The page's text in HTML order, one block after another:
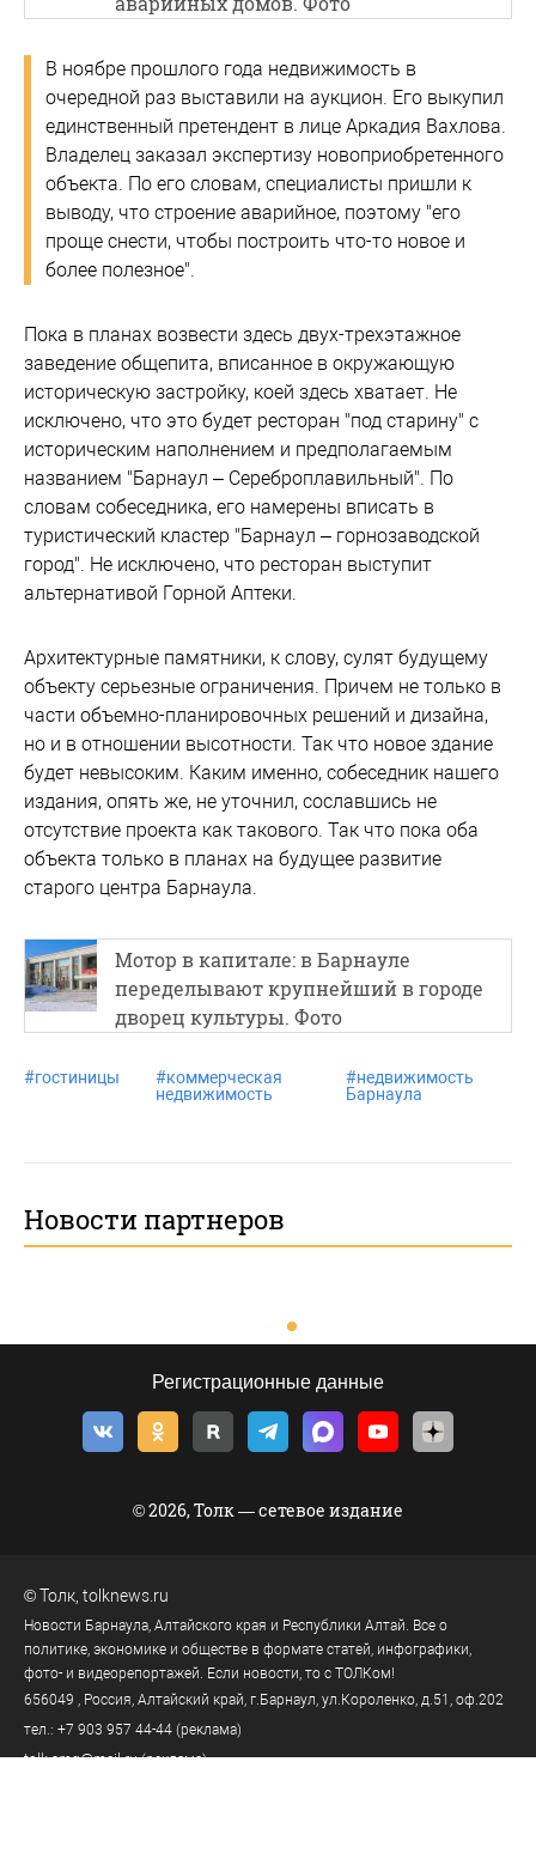
В ноябре прошлого года недвижимость в
очередной раз выставили на аукцион. Его выкупил
единственный претендент в лице Аркадия Вахлова.
Владелец заказал экспертизу новоприобретенного
объекта. По его словам, специалисты пришли к
выводу, что строение аварийное, поэтому "его
проще снести, чтобы построить что-то новое и
более полезное".
Пока в планах возвести здесь двух-трехэтажное
заведение общепита, вписанное в окружающую
историческую застройку, коей здесь хватает. Не
исключено, что это будет ресторан "под старину" с
историческим наполнением и предполагаемым
названием "Барнаул – Сереброплавильный". По
словам собеседника, его намерены вписать в
туристический кластер "Барнаул – горнозаводской
город". Не исключено, что ресторан выступит
альтернативой Горной Аптеки.
Архитектурные памятники, к слову, сулят будущему
объекту серьезные ограничения. Причем не только в
части объемно-планировочных решений и дизайна,
но и в отношении высотности. Так что новое здание
будет невысоким. Каким именно, собеседник нашего
издания, опять же, не уточнил, сославшись не
отсутствие проекта как такового. Так что пока оба
объекта только в планах на будущее развитие
старого центра Барнаула.
Мотор в капитале: в Барнауле
переделывают крупнейший в городе
дворец культуры. Фото
#гостиницы #коммерческая
недвижимость
#недвижимость
Барнаула
Новости партнеров
Регистрационные данные
© 2026, Толк — сетевое издание
©Толк tolknews.ru
Новости Барнаула, Алтайского края и Республики Алтай. Все о
политике, экономике и обществе в формате статей, инфографики,
фото- и видеорепортажей. Если новости, то с ТОЛКом!
656049
, Россия, Алтайский край, г. Барнаул ул.Короленко, д.51, оф.202
тел.: +7 903 957 44-44 (реклама)
tolk.smg@mail.ru(реклама)